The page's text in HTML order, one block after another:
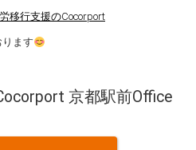
移行支援のCocorport
ます
京都駅前Office